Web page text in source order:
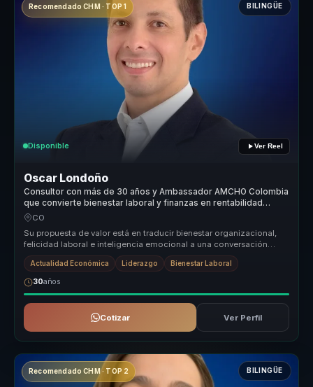
Recomendado CHM · TOP 1 BILINGÜE
Disponible Ver Reel
Oscar Londoño
Consultor con más de 30 años y Ambassador AMCHO Colombia
que convierte bienestar laboral y finanzas en rentabilidad
humana.
CO
Su propuesta de valor está en traducir bienestar organizacional,
felicidad laboral e inteligencia emocional a una conversación
corporativ...
Actualidad Económica Liderazgo Bienestar Laboral
30años
Cotizar Ver Perfil
Recomendado CHM · TOP 2 BILINGÜE